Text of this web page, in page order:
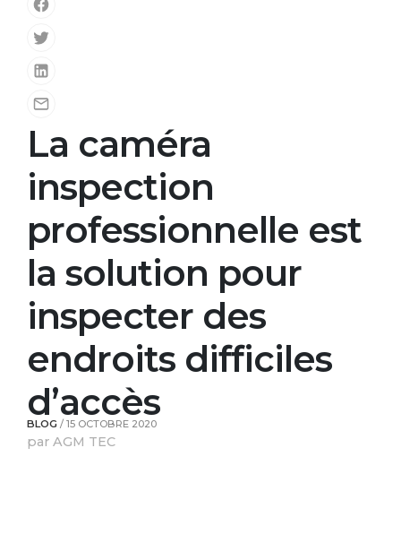
La caméra
inspection
professionnelle est
la solution pour
inspecter des
endroits difficiles
d’accès
BLOG / 15 OCTOBRE 2020
par AGM TEC